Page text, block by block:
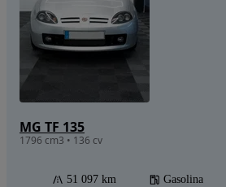
MG TF 135
1796 cm3 • 136 cv
51 097 km Gasolina